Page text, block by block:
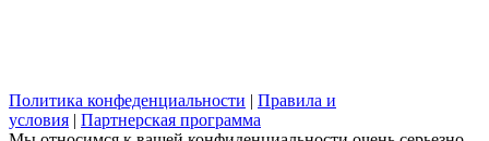
Политика конфеденциальности | Правила и
условия | Партнерская программа